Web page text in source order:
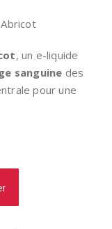
, un e-liquide
sanguine des
pour une